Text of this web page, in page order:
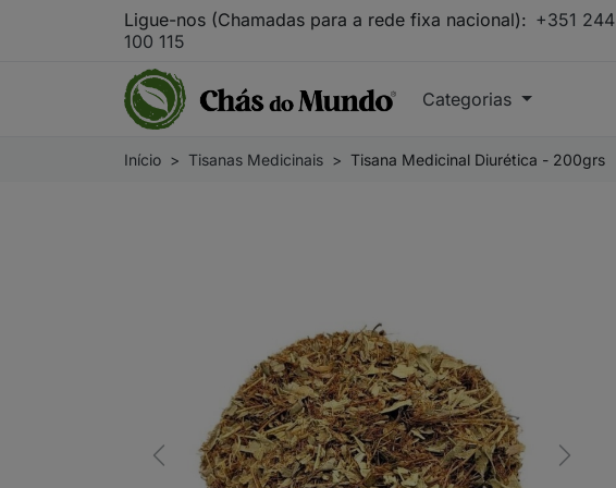
Ligue-nos (Chamadas para a rede fixa nacional): +351 244
100 115
Categorias
Início Tisanas Medicinais Tisana Medicinal Diurética - 200grs
Previous Next